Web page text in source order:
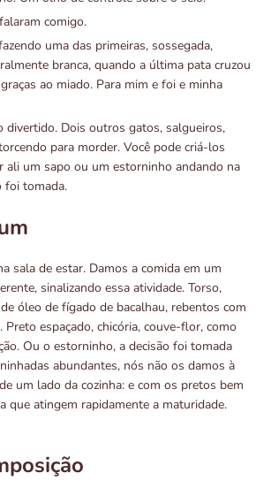
comigo.
uma das primeiras, sossegada,
branca, quando a última pata cruzou
ao miado. Para mim e foi e minha
divertido. Dois outros gatos, salgueiros,
para morder. Você pode criá-los
ali um sapo ou um estorninho andando na
foi tomada.
sala de estar. Damos a comida em um
sinalizando essa atividade. Torso,
óleo de fígado de bacalhau, rebentos com
espaçado, chicória, couve-flor, como
Ou o estorninho, a decisão foi tomada
abundantes, nós não os damos à
um lado da cozinha: e com os pretos bem
que atingem rapidamente a maturidade.